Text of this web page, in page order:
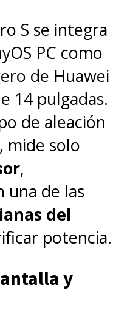
S se integra
PC como
de Huawei
14 pulgadas.
de aleación
mide solo
,
una de las
del
potencia.
y